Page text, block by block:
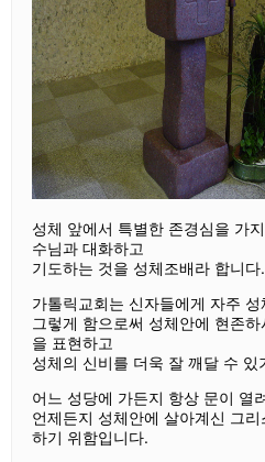
성체 앞에서 특별한 존경심을 가
수님과 대화하고
기도하는 것을 성체조배라 합니다.
가톨릭교회는 신자들에게 자주
그렇게 함으로써 성체안에 현존
을 표현하고
성체의 신비를 더욱 잘 깨달 수 있
어느 성당에 가든지 항상 문이 열
언제든지 성체안에 살아계신 그
하기 위함입니다.